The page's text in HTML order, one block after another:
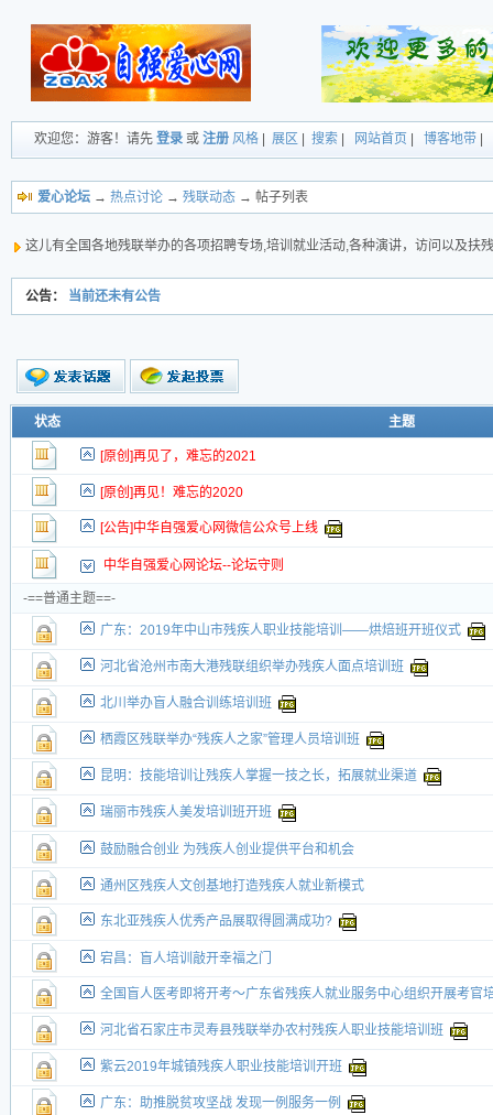
欢迎您：游客！请先 登录 或 注册 风格 展区 搜索 网站首页 博客地带
爱心论坛 → 热点讨论 → 残联动态 → 帖子列表
这儿有全国各地残联举办的各项招聘专场,培训就业活动,各种演讲，访问以及扶
公告： 当前还未有公告
新的主题
新小字报
状态 主题
[原创]再见了，难忘的2021
[原创]再见！难忘的2020
[公告]中华自强爱心网微信公众号上线
中华自强爱心网论坛--论坛守则
-==普通主题==-
广东：2019年中山市残疾人职业技能培训——烘焙班开班仪式
河北省沧州市南大港残联组织举办残疾人面点培训班
北川举办盲人融合训练培训班
栖霞区残联举办“残疾人之家”管理人员培训班
昆明：技能培训让残疾人掌握一技之长，拓展就业渠道
瑞丽市残疾人美发培训班开班
鼓励融合创业 为残疾人创业提供平台和机会
通州区残疾人文创基地打造残疾人就业新模式
东北亚残疾人优秀产品展取得圆满成功?
宕昌：盲人培训敲开幸福之门
全国盲人医考即将开考～广东省残疾人就业服务中心组织开展考官
河北省石家庄市灵寿县残联举办农村残疾人职业技能培训班
紫云2019年城镇残疾人职业技能培训开班
广东：助推脱贫攻坚战 发现一例服务一例